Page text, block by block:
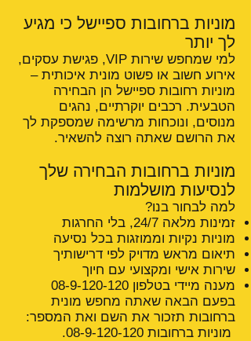
מוניות ברחובות ספיישל כי מגיע
לך יותר
למי שמחפש שירות VIP, פגישת עסקים,
אירוע חשוב או פשוט מונית איכותית –
מוניות רחובות ספיישל הן הבחירה
הטבעית. רכבים יוקרתיים, נהגים
מנוסים, ונוכחות מרשימה שמספקת לך
את הרושם שאתה רוצה להשאיר.
מוניות ברחובות הבחירה שלך
לנסיעות מושלמות
למה לבחור בנו?
זמינות מלאה 24/7, בלי החרגות
מוניות נקיות וממוזגות בכל נסיעה
תיאום מראש מדויק לפי דרישותיך
שירות אישי ומקצועי עם חיוך
מענה מיידי בטלפון 08-9-120-120
בפעם הבאה שאתה מחפש מונית
ברחובות תזכור את השם ואת המספר:
מוניות ברחובות 08-9-120-120
.